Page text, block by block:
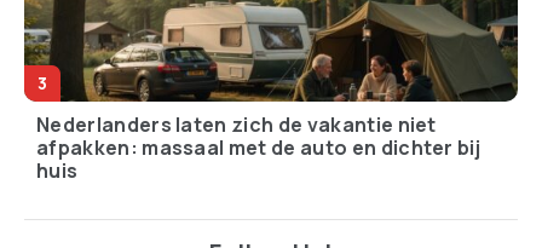
Nederlanders laten zich de vakantie niet
afpakken: massaal met de auto en dichter bij
huis